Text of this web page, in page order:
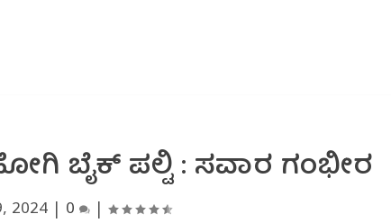
ಬೈಕ್ ಪಲ್ಟಿ : ಸವಾರ ಗಂಭೀರ
2024 0 |